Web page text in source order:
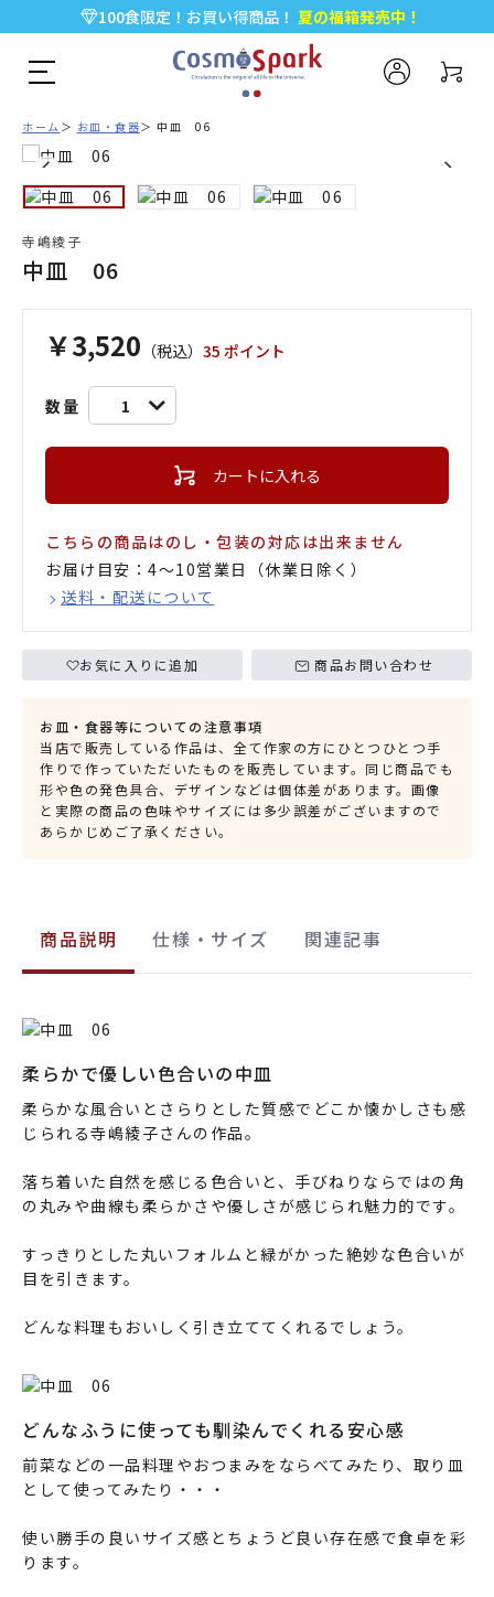
100食限定！お買い得商品！ 夏の福箱発売中！
5,000円以上のお買い物で全国一律送料無料♪
新規会員登録で今すぐ使える500ポイント プレゼント！
ホーム お皿・食器 中皿 06
寺嶋綾子
中皿 06
￥3,520 （税込） 35 ポイント
数量 1
カートに入れる
こちらの商品はのし・包装の対応は出来ません
お届け目安：4〜10営業日（休業日除く）
送料・配送について
お気に入りに追加 商品お問い合わせ
お皿・食器等についての注意事項
当店で販売している作品は、全て作家の方にひとつひとつ手
作りで作っていただいたものを販売しています。同じ商品でも
形や色の発色具合、デザインなどは個体差があります。画像
と実際の商品の色味やサイズには多少誤差がございますので
あらかじめご了承ください。
商品説明 仕様・サイズ 関連記事
柔らかで優しい色合いの中皿
柔らかな風合いとさらりとした質感でどこか懐かしさも感
じられる寺嶋綾子さんの作品。
落ち着いた自然を感じる色合いと、手びねりならではの角
の丸みや曲線も柔らかさや優しさが感じられ魅力的です。
すっきりとした丸いフォルムと緑がかった絶妙な色合いが
目を引きます。
どんな料理もおいしく引き立ててくれるでしょう。
どんなふうに使っても馴染んでくれる安心感
前菜などの一品料理やおつまみをならべてみたり、取り皿
として使ってみたり・・・
使い勝手の良いサイズ感とちょうど良い存在感で食卓を彩
ります。